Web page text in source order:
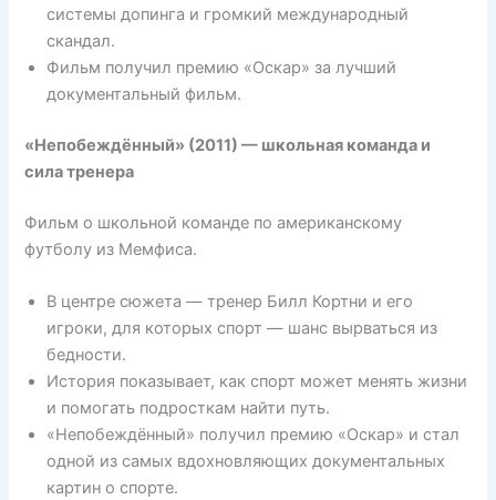
системы допинга и громкий международный
скандал.
Фильм получил премию «Оскар» за лучший
документальный фильм.
«Непобеждённый» (2011) — школьная команда и
сила тренера
Фильм о школьной команде по американскому
футболу из Мемфиса.
В центре сюжета — тренер Билл Кортни и его
игроки, для которых спорт — шанс вырваться из
бедности.
История показывает, как спорт может менять жизни
и помогать подросткам найти путь.
«Непобеждённый» получил премию «Оскар» и стал
одной из самых вдохновляющих документальных
картин о спорте.